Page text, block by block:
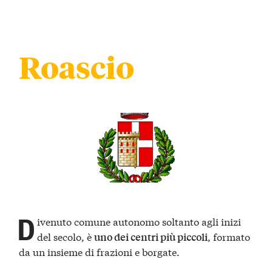
Roascio
D ivenuto comune autonomo soltanto agli inizi
del secolo, èuno dei centri più piccoli, formato
da un insieme di frazioni e borgate.